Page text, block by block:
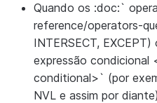
Quando os :doc:`
reference/operators-
INTERSECT,
expressão condicional
conditional>` (por
NVL e assim por